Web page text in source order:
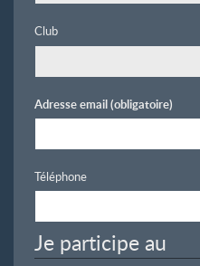
Club
Adresse email(obligatoire)
Téléphone
Je participe au